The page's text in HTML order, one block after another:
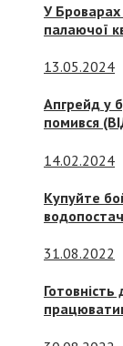
У Броварах
палаючої
13.05.2024
Апгрейд у
помився
14.02.2024
Купуйте
31.08.2022